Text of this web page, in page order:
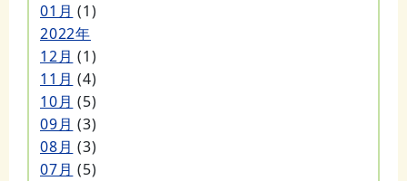
01月 (1)
2022年
12月 (1)
11月 (4)
10月 (5)
09月 (3)
08月 (3)
07月 (5)